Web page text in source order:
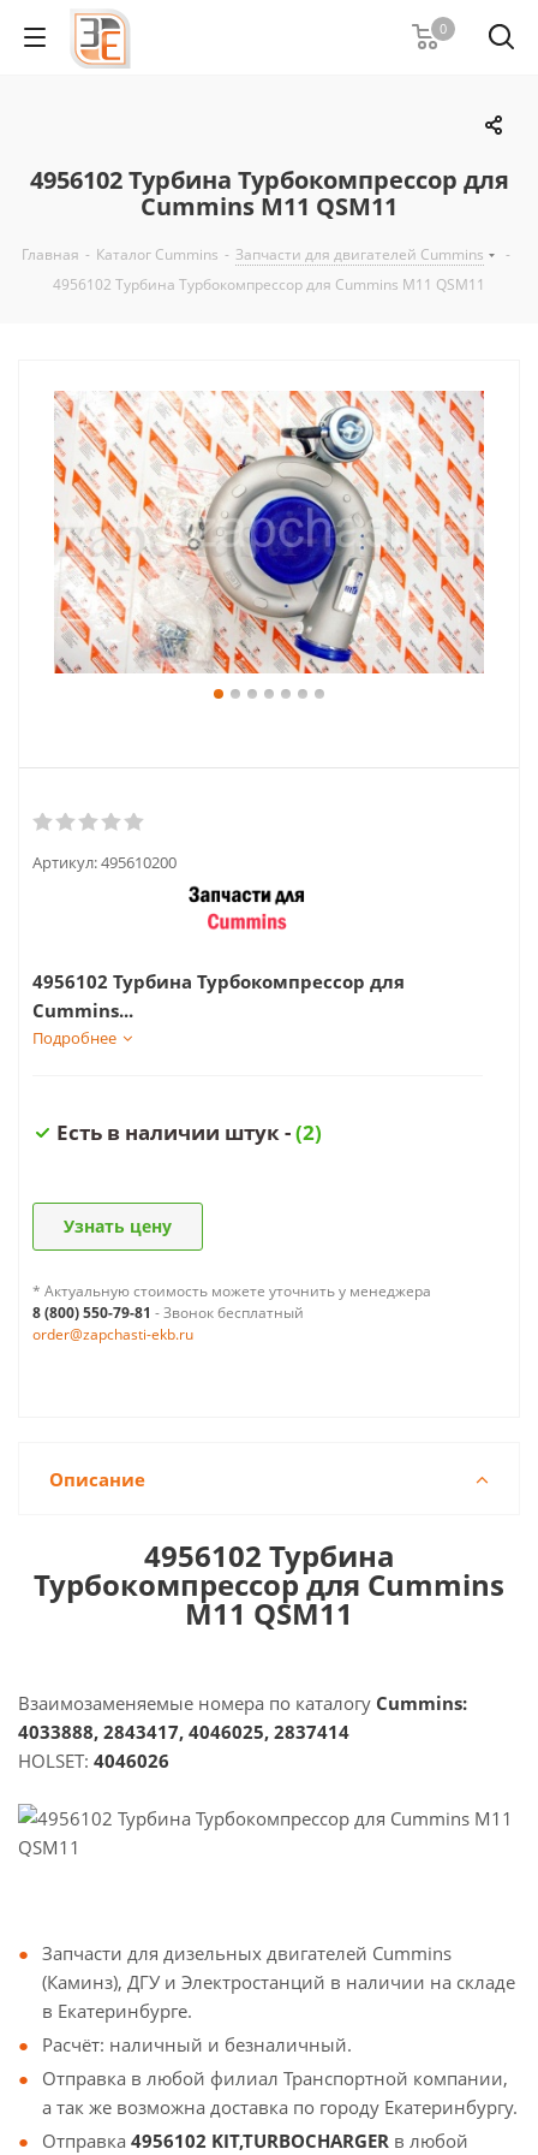
0
4956102 Турбина Турбокомпрессор для
Cummins M11 QSM11
Главная - Каталог Cummins - Запчасти для двигателей Cummins
-
4956102 Турбина Турбокомпрессор для Cummins M11 QSM11
Артикул:495610200
4956102 Турбина Турбокомпрессор для
Cummins...
Подробнее
Есть в наличии штук -(2)
Узнать цену
* Актуальную стоимость можете уточнить у менеджера
8 (800) 550-79-81 - Звонок бесплатный
order@zapchasti-ekb.ru
Описание
4956102 Турбина
Турбокомпрессор для Cummins
M11 QSM11
Взаимозаменяемые номера по каталогу Cummins:
4033888, 2843417, 4046025, 2837414
HOLSET: 4046026
Запчасти для дизельных двигателей Cummins
(Каминз), ДГУ и Электростанций в наличии на складе
в Екатеринбурге.
Расчёт: наличный и безналичный.
Отправка в любой филиал Транспортной компании,
а так же возможна доставка по городу Екатеринбургу.
Отправка 4956102 KIT,TURBOCHARGER в любой